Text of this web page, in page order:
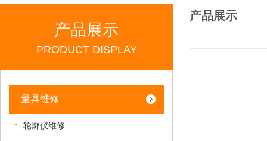
产品展示
PRODUCT DISPLAY
量具维修
轮廓仪维修
产品展示